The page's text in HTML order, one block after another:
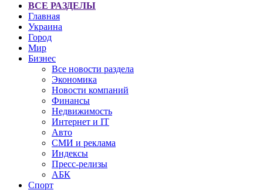
ВСЕ РАЗДЕЛЫ
Главная
Украина
Город
Мир
Бизнес
Все новости раздела
Экономика
Новости компаний
Финансы
Недвижимость
Интернет и IT
Авто
СМИ и реклама
Индексы
Пресс-релизы
АБК
Спорт